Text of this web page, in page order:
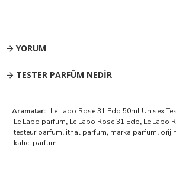
YORUM
TESTER PARFÜM NEDIR
Aramalar: Le Labo Rose 31 Edp 50ml Unisex
Le Labo parfum, Le Labo Rose 31 Edp, Le Labo
testeur parfum, ithal parfum, marka parfum,
kalici parfum